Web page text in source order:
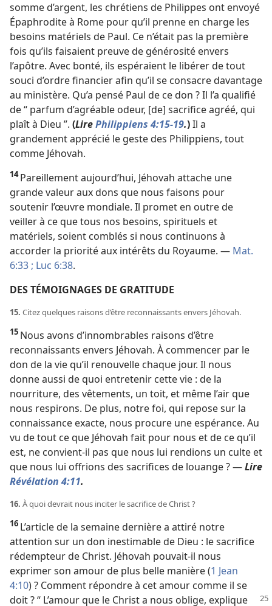
somme d’argent, les chrétiens de Philippes ont envoyé
Épaphrodite à Rome pour qu’il prenne en charge les
besoins matériels de Paul. Ce n’était pas la première
fois qu’ils faisaient preuve de générosité envers
l’apôtre. Avec bonté, ils espéraient le libérer de tout
souci d’ordre financier afin qu’il se consacre davantage
au ministère. Qu’a pensé Paul de ce don ? Il l’a qualifié
de “ parfum d’agréable odeur, [de] sacrifice agréé, qui
plaît à Dieu ”. (LirePhilippiens 4:15-19.)Il a
grandement apprécié le geste des Philippiens, tout
comme Jéhovah.
14Pareillement aujourd’hui, Jéhovah attache une
grande valeur aux dons que nous faisons pour
soutenir l’œuvre mondiale. Il promet en outre de
veiller à ce que tous nos besoins, spirituels et
matériels, soient comblés si nous continuons à
accorder la priorité aux intérêts du Royaume. — Mat.
6:33 ; Luc 6:38.
DES TÉMOIGNAGES DE GRATITUDE
15. Citez quelques raisons d’être reconnaissants envers Jéhovah.
15 Nous avons d’innombrables raisons d’être
reconnaissants envers Jéhovah. À commencer par le
don de la vie qu’il renouvelle chaque jour. Il nous
donne aussi de quoi entretenir cette vie : de la
nourriture, des vêtements, un toit, et même l’air que
nous respirons. De plus, notre foi, qui repose sur la
connaissance exacte, nous procure une espérance. Au
vu de tout ce que Jéhovah fait pour nous et de ce qu’il
est, ne convient-​il pas que nous lui rendions un culte et
que nous lui offrions des sacrifices de louange ? —Lire
Révélation 4:11.
16. À quoi devrait nous inciter le sacrifice de Christ ?
16 L’article de la semaine dernière a attiré notre
attention sur un don inestimable de Dieu : le sacrifice
rédempteur de Christ. Jéhovah pouvait-​il nous
exprimer son amour de plus belle manière (1 Jean
4:10) ? Comment répondre à cet amour comme il se
doit ? “ L’amour que le Christ a nous oblige, explique